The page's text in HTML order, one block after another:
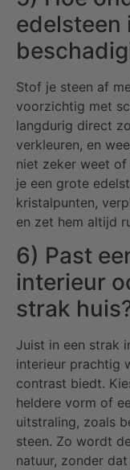
edelsteen
Stof je steen af
voorzichtig met
langdurig direct
verkleuren, en
niet zeker weet
je een grote
kristalpunten,
en zet hem altijd
6) Past
interieur
strak
Juist in een strak
interieur prachtig
contrast biedt.
heldere vorm of
uitstraling, zoals
steen. Zo wordt
natuur, zonder